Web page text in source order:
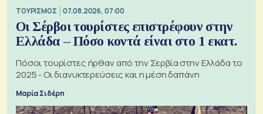
ΤΟΥΡΙΣΜΟΣ 07.08.2026, 07:00
Οι Σέρβοι τουρίστες επιστρέφουν στην
Ελλάδα – Πόσο κοντά είναι στο 1 εκατ.
Πόσοι τουρίστες ήρθαν από την Σερβία στην Ελλάδα το
2025 - Οι διανυκτερεύσεις και η μέση δαπάνη
Μαρία Σιδέρη